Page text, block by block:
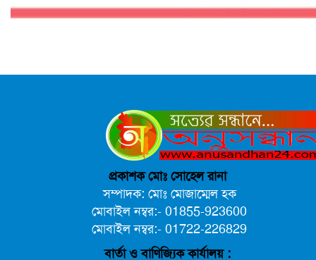
প্রকাশক মোঃ সোহেল রানা
সম্পাদক: মোঃ মোজাম্মেল হক
মোবাইল নম্বর:- 01855-923600
মোবাইল নম্বর:- 01722-226829
বার্তা ও বাণিজ্যিক কার্যালয় :